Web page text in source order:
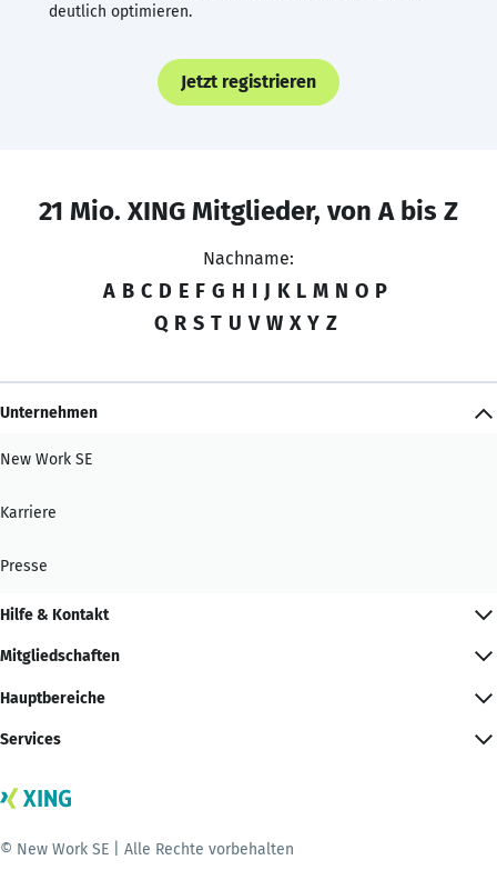
deutlich optimieren.
Jetzt registrieren
21 Mio. XING Mitglieder, von A bis Z
Nachname:
A B C D E F G H I J K L M N O P
Q R S T U V W X Y Z
Unternehmen
New Work SE
Karriere
Presse
Hilfe & Kontakt
Mitgliedschaften
Hauptbereiche
Services
© New Work SE | Alle Rechte vorbehalten